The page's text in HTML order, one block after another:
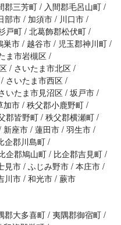
郡三芳町
入間郡毛呂山町
部市 加須市
川口市
戸町 北葛飾郡松伏町
巣市 越谷市
児玉郡神川町
ま市岩槻区
さいたま市北区
さいたま市西区
いたま市見沼区 坂戸市
加市 秩父郡小鹿野町
郡皆野町 秩父郡横瀬町
新座市 蓮田市 羽生市
企郡川島町
企郡鳩山町
比企郡吉見町
見市 ふじみ野市 本庄市
川市 和光市 蕨市
郡大多喜町 夷隅郡御宿町